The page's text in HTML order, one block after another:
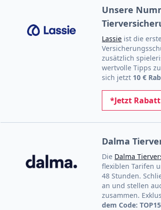
Unsere
Lassie ist die
zusätzlich
wertvolle Tipps
sich jetzt 10 €
*Jetzt
Dalma
Die Dalma
flexiblen Tarifen
48 Stunden.
an und stellen
zusammen.
dem Code: